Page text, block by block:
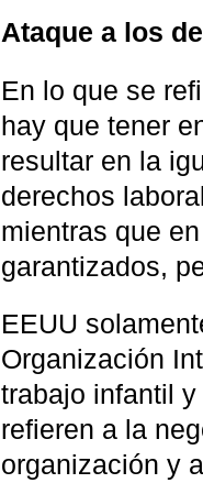
Ataque a los
En lo que se
hay que tener
resultar en la
derechos
mientras que
garantizados,
EEUU
Organización
trabajo infantil
refieren a la
organización y